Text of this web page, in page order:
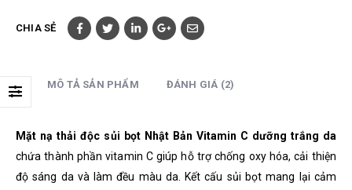
CHIA SẺ
MÔ TẢ SẢN PHẨM ĐÁNH GIÁ (2)
Mặt nạ thải độc sủi bọt Nhật Bản Vitamin C dưỡng trắng da
chứa thành phần vitamin C giúp hỗ trợ chống oxy hóa, cải thiện
độ sáng da và làm đều màu da. Kết cấu sủi bọt mang lại cảm